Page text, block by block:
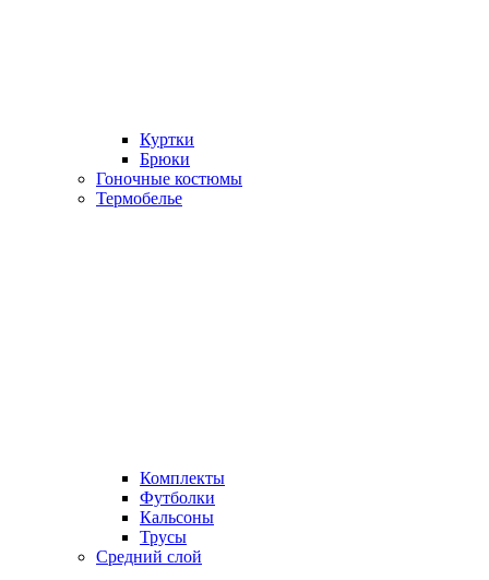
Куртки
Брюки
Гоночные костюмы
Термобелье
Комплекты
Футболки
Кальсоны
Трусы
Средний слой